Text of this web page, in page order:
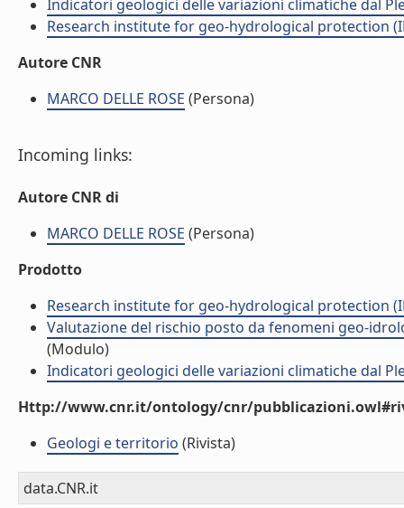
Indicatori geologici delle variazioni climatiche dal
Research institute for geo-hydrological protection
Autore CNR
MARCO DELLE ROSE (Persona)
Incoming links:
Autore CNR di
MARCO DELLE ROSE (Persona)
Prodotto
Research institute for geo-hydrological protection
Valutazione del rischio posto da fenomeni geo-
(Modulo)
Indicatori geologici delle variazioni climatiche dal
Http://www.cnr.it/ontology/cnr/
Geologi e territorio (Rivista)
data.CNR.it